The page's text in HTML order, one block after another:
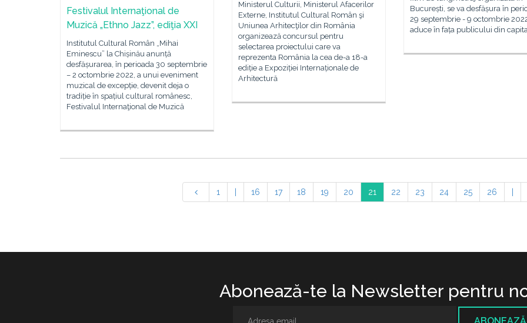
București, se va desfășura în
29 septembrie - 9 octombrie
aduce în fața publicului din
Ministerul Culturii, Ministerul Afacerilor
Externe, Institutul Cultural Român şi
Uniunea Arhitecţilor din România
organizează concursul pentru
selectarea proiectului care va
reprezenta România la cea de-a 18-a
ediție a Expoziției Internaționale de
Arhitectură
Festivalul Internaţional de
Muzică „Ethno Jazz”, ediţia XXI
Institutul Cultural Român „Mihai
Eminescu” la Chișinău anunță
desfășurarea, în perioada 30 septembrie
– 2 octombrie 2022, a unui eveniment
muzical de excepție, devenit deja o
tradiție în spațiul cultural românesc,
Festivalul Internaţional de Muzică
1 16 17 18 19 20 21 22 23 24 25 26
Abonează-te la Newsletter pentru